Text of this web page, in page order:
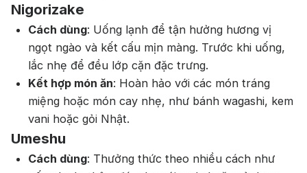
Nigorizake
Cách dùng: Uống lạnh để tận hưởng hương vị
ngọt ngào và kết cấu mịn màng. Trước khi uống,
lắc nhẹ để đều lớp cặn đặc trưng.
Kết hợp món ăn: Hoàn hảo với các món tráng
miệng hoặc món cay nhẹ, như bánh wagashi, kem
vani hoặc gỏi Nhật.
Umeshu
Cách dùng: Thưởng thức theo nhiều cách như